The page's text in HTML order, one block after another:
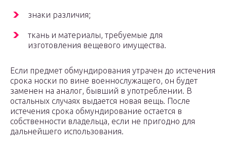
знаки различия;
ткань и материалы, требуемые для
изготовления вещевого имущества.
Если предмет обмундирования утрачен до истечения
срока носки по вине военнослужащего, он будет
заменен на аналог, бывший в употреблении. В
остальных случаях выдается новая вещь. После
истечения срока обмундирование остается в
собственности владельца, если не пригодно для
дальнейшего использования.